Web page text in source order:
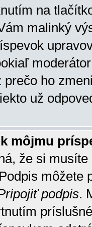
na
malinký
ho
už
môjmu
že si
môžete
podpis.